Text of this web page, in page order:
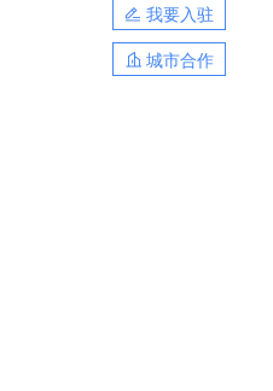
我要入驻
城市合作